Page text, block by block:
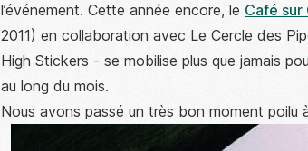
l’événement. Cette année encore, le Café sur
2011) en collaboration avec Le Cercle des
High Stickers - se mobilise plus que jamais
au long du mois.
Nous avons passé un très bon moment poilu